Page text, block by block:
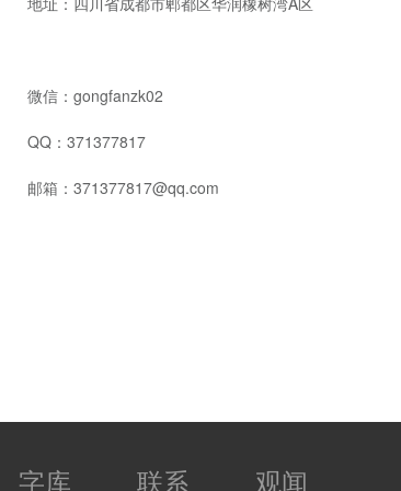
微信：gongfanzk02
QQ：371377817
邮箱：371377817@qq.com
字库 联系 观闻